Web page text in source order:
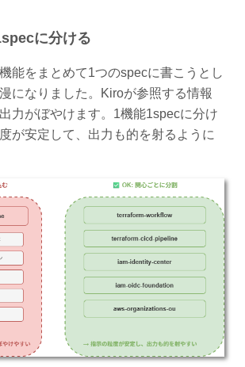
に分ける
能をまとめて1つのspecに書こうとし
になりました。Kiroが参照する情報
力がぼやけます。1機能1specに分け
が安定して、出力も的を射るように